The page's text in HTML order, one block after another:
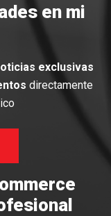
en mi
exclusivas
directamente